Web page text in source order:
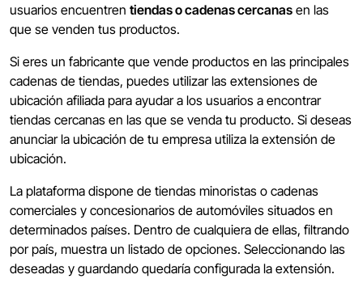
usuarios encuentren tiendas o cadenas cercanas en las
que se venden tus productos.
Si eres un fabricante que vende productos en las principales
cadenas de tiendas, puedes utilizar las extensiones de
ubicación afiliada para ayudar a los usuarios a encontrar
tiendas cercanas en las que se venda tu producto. Si deseas
anunciar la ubicación de tu empresa utiliza la extensión de
ubicación.
La plataforma dispone de tiendas minoristas o cadenas
comerciales y concesionarios de automóviles situados en
determinados países. Dentro de cualquiera de ellas, filtrando
por país, muestra un listado de opciones. Seleccionando las
deseadas y guardando quedaría configurada la extensión.